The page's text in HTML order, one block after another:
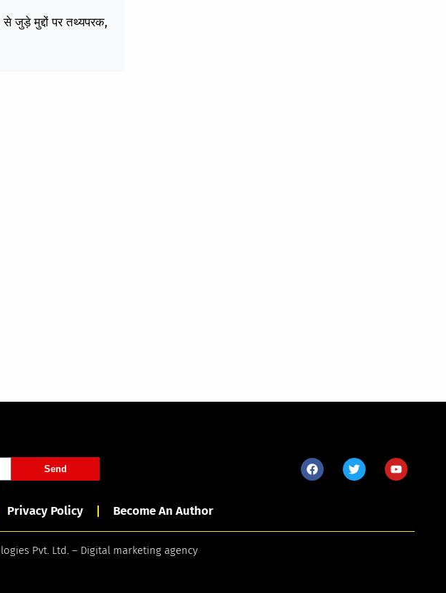
जुड़े मुद्दों पर तथ्यपरक,
Send
Privacy Policy Become An Author
Pvt. Ltd.– Digital marketing agency